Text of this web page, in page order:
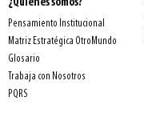
¿Quiénes somos?
Pensamiento Institucional
Matriz Estratégica OtroMundo
Glosario
Trabaja con Nosotros
PQRS